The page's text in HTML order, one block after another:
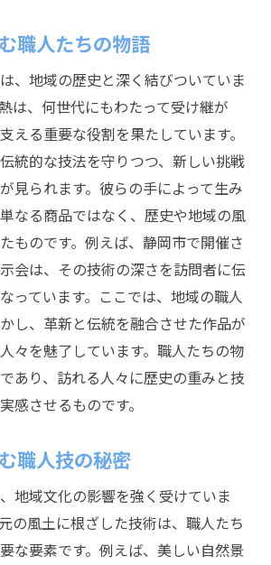
たちが語る技術と情熱の物語
の熱意が込められた作品紹介
継承する職人たちの声
る技術の裏側と秘話
持つ職人たちのインタビュー
が生まれる現場のエピソード
見据える職人たちのビジョン
静岡市のものづくりの未来
がもたらす持続可能な未来
ものづくりの可能性を探る
が示す未来の方向性
学ぶものづくりの哲学
人が描く未来のビジョン
に寄与する職人技の力とは
がもたらす地域経済への貢献
魅力を高める職人の役割
職人たちの物語
、地域の歴史と深く結びついていま
は、何世代にもわたって受け継が
える重要な役割を果たしています。
統的な技法を守りつつ、新しい挑戦
見られます。彼らの手によって生み
なる商品ではなく、歴史や地域の風
ものです。例えば、静岡市で開催さ
会は、その技術の深さを訪問者に伝
っています。ここでは、地域の職人
し、革新と伝統を融合させた作品が
々を魅了しています。職人たちの物
あり、訪れる人々に歴史の重みと技
感させるものです。
職人技の秘密
地域文化の影響を強く受けていま
の風土に根ざした技術は、職人たち
な要素です。例えば、美しい自然景